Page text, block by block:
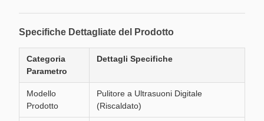
Specifiche Dettagliate del Prodotto
Categoria
Parametro
Dettagli Specifiche
Modello
Prodotto
Pulitore a Ultrasuoni Digitale
(Riscaldato)